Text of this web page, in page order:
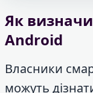
Як
Android
Власники
можуть